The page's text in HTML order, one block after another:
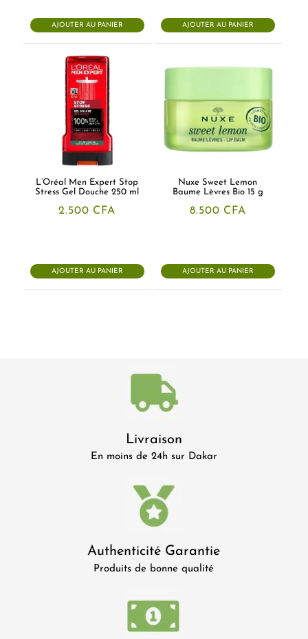
AJOUTER AU PANIER
était :
16.000 CFA.
est :
15.500
AJOUTER AU PANIER
L’Oréal Men Expert Stop
Stress Gel Douche 250 ml
2.500 CFA
AJOUTER AU PANIER
Nuxe Sweet Lemon
Baume Lèvres Bio 15 g
8.500 CFA
AJOUTER AU PANIER
Livraison
En moins de 24h sur Dakar
Authenticité Garantie
Produits de bonne qualité